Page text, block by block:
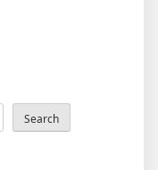
Search